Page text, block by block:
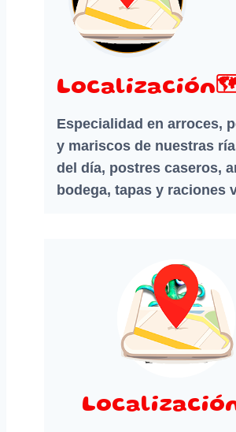
Especialidad en arroces,
y mariscos de nuestras
del día, postres caseros,
bodega, tapas y raciones